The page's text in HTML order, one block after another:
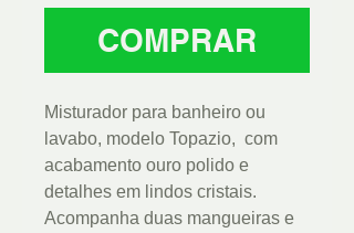
COMPRAR
Misturador para banheiro ou
lavabo, modelo Topazio, com
acabamento ouro polido e
detalhes em lindos cristais.
Acompanha duas mangueiras e